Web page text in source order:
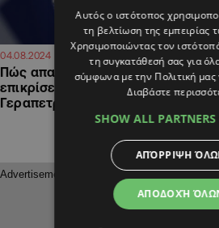
04.08.2024 14:01
Πώς απαντά η Αθήνα στις
επικρίσεις για τις δηλώσεις
Γεραπετρίτη
Πώς
Αυτός ο ιστότοπος
τη βελτίωση της εμπειρίας
Χρησιμοποιώντας τον
τη συγκατάθεσή σας για
σύμφωνα με την Πολιτική μας
Διαβάστε
SHOW ALL PARTNERS
ΑΠΟΔΟΧΉ
ΑΠΌΡΡΙΨΗ